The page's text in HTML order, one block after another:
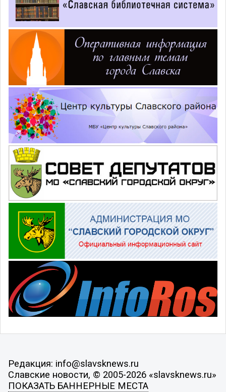
Редакция: info@slavsknews.ru
Славские новости, © 2005-2026 «slavsknews.ru»
ПОКАЗАТЬ БАННЕРНЫЕ МЕСТА